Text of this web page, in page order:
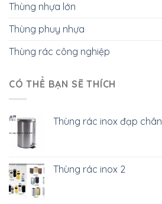
Thùng nhựa lớn
Thùng phuy nhựa
Thùng rác công nghiệp
CÓ THỂ BẠN SẼ THÍCH
Thùng rác inox đạp chân
Thùng rác inox 2